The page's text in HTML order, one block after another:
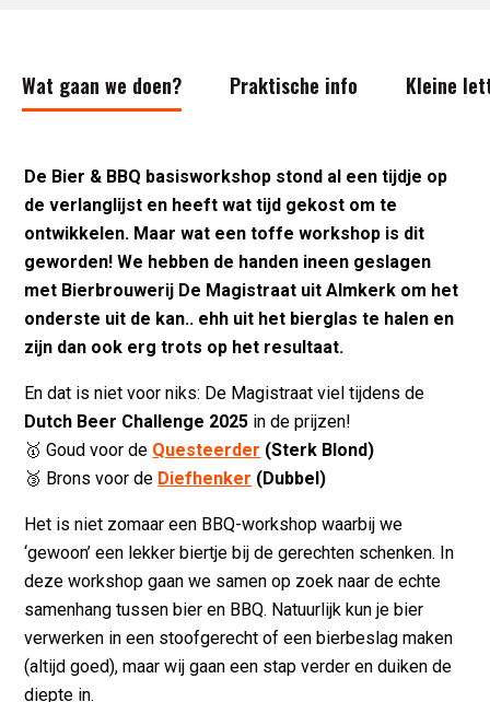
Wat gaan we doen? Praktische info Kleine
De Bier & BBQ basisworkshop stond al een tijdje op
de verlanglijst en heeft wat tijd gekost om te
ontwikkelen. Maar wat een toffe workshop is dit
geworden! We hebben de handen ineen geslagen
met Bierbrouwerij De Magistraat uit Almkerk om het
onderste uit de kan.. ehh uit het bierglas te halen en
zijn dan ook erg trots op het resultaat.
En dat is niet voor niks: De Magistraat viel tijdens de
Dutch Beer Challenge 2025 in de prijzen!
🥇 Goud voor de Questeerder (Sterk Blond)
🥉 Brons voor de Diefhenker (Dubbel)
Het is niet zomaar een BBQ-workshop waarbij we
‘gewoon’ een lekker biertje bij de gerechten schenken. In
deze workshop gaan we samen op zoek naar de echte
samenhang tussen bier en BBQ. Natuurlijk kun je bier
verwerken in een stoofgerecht of een bierbeslag maken
(altijd goed), maar wij gaan een stap verder en duiken de
diepte in.